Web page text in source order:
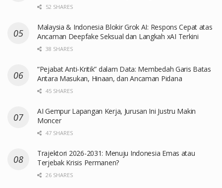
52 SHARES
Malaysia & Indonesia Blokir Grok AI: Respons Cepat atas
Ancaman Deepfake Seksual dan Langkah xAI Terkini
38 SHARES
“Pejabat Anti-Kritik” dalam Data: Membedah Garis Batas
Antara Masukan, Hinaan, dan Ancaman Pidana
45 SHARES
AI Gempur Lapangan Kerja, Jurusan Ini Justru Makin
Moncer
47 SHARES
Trajektori 2026-2031: Menuju Indonesia Emas atau
Terjebak Krisis Permanen?
26 SHARES